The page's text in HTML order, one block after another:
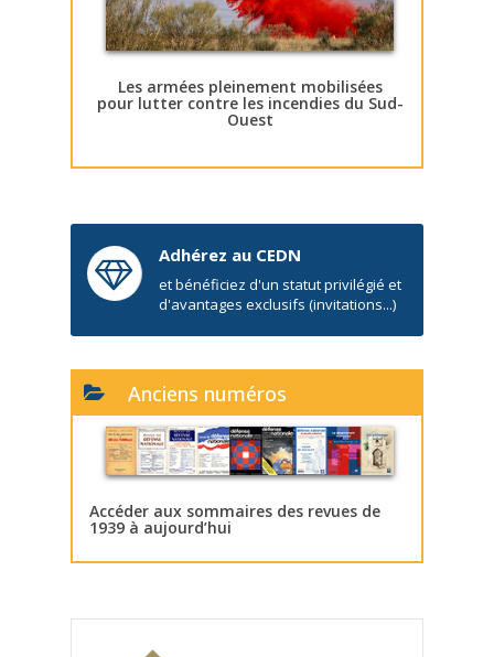
Les armées pleinement mobilisées
pour lutter contre les incendies du Sud-
Ouest
Adhérez au CEDN
et bénéficiez d'un statut privilégié et
d'avantages exclusifs (invitations...)
Anciens numéros
Accéder aux sommaires des revues de
1939 à aujourd’hui